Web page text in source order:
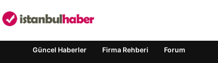
Güncel Haberler Firma Rehberi Forum